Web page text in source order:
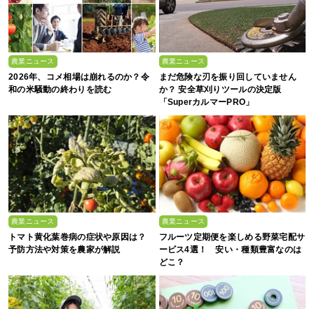
農業ニュース
2026年、コメ相場は崩れるのか？令
和の米騒動の終わりを読む
農業ニュース
まだ危険な刃を振り回していません
か？ 安全草刈りツールの決定版
「SuperカルマーPRO」
農業ニュース
トマト黄化葉巻病の症状や原因は？
予防方法や対策を農家が解説
農業ニュース
フルーツ定期便を楽しめる野菜宅配サ
ービス4選！ 安い・種類豊富なのは
どこ？